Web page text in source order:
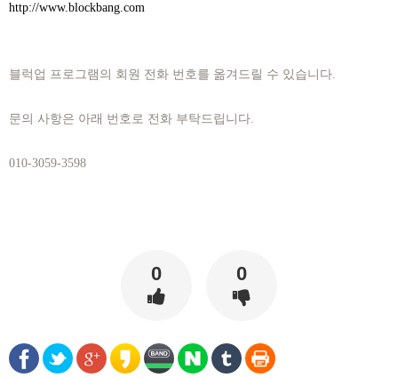
http://www.blockbang.com
블럭업 프로그램의 회원 전화 번호를 옮겨드릴 수 있습니다.
문의 사항은 아래 번호로 전화 부탁드립니다.
010-3059-3598
0 0